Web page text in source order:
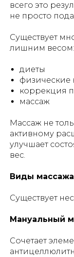
всего это
не просто
Существует
лишним весом:
диеты
физические
коррекция
массаж
Массаж не
активному
улучшает
вес.
Виды
Существует
Мануальный
Сочетает